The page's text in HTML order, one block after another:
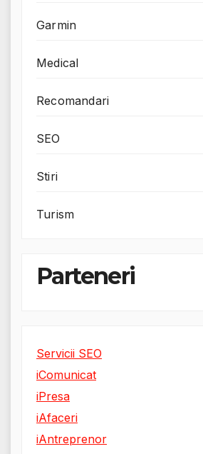
Garmin
Medical
Recomandari
SEO
Stiri
Turism
Parteneri
Servicii SEO
iComunicat
iPresa
iAfaceri
iAntreprenor